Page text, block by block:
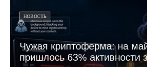
НОВОСТЬ
Чужая криптоферма: на
пришлось 63% активности